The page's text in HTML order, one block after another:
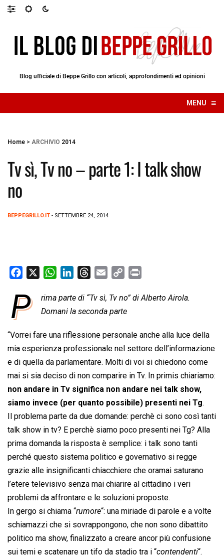
Blog ufficiale di Beppe Grillo con articoli, approfondimenti ed opinioni
MENU ≡
☰
Home > ARCHIVIO 2014
Tv sì, Tv no – parte 1: I talk show
no
BEPPEGRILLO.IT - SETTEMBRE 24, 2014
c
e
o
o
k
W
a
t
A
p
p
n
k
d
I
n
r
e
d
s
a
p
y
i
n
k
i
P
rima parte di “Tv sì, Tv no” di Alberto Airola.
Domani la seconda parte
“Vorrei fare una riflessione personale anche alla luce della
mia esperienza professionale nel settore dell’informazione
e di quella da parlamentare. Molti di voi si chiedono come
mai si sia deciso di non comparire in Tv. In primis chiariamo:
non andare in Tv significa non andare nei talk show,
siamo invece (per quanto possibile) presenti nei Tg.
Il problema parte da due domande: perchè ci sono così tanti
talk show in tv? E perchè siamo poco presenti nei Tg? Alla
prima domanda la risposta è semplice: i talk sono tanti
perché questo sistema politico e governativo si regge
grazie alle insignificanti chiacchiere che oramai saturano
l’etere televisivo senza mai chiarire al cittadino i veri
problemi da affrontare e le soluzioni proposte.
In gergo si chiama “rumore“: una miriade di parole e a volte
schiamazzi che si sovrappongono, che non sono dibattito
politico ma show, finalizzato a creare ancor più confusione
sui temi e scatenare un tifo da stadio tra i “contendenti“.